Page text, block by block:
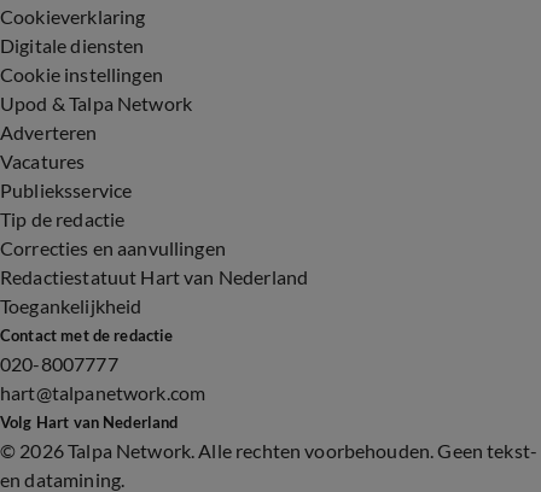
Cookieverklaring
Digitale diensten
Cookie instellingen
Upod & Talpa Network
Adverteren
Vacatures
Publieksservice
Tip de redactie
Correcties en aanvullingen
Redactiestatuut Hart van Nederland
Toegankelijkheid
Contact met de redactie
020-8007777
hart@talpanetwork.com
Volg Hart van Nederland
© 2026 Talpa Network. Alle rechten voorbehouden. Geen tekst-
en datamining.